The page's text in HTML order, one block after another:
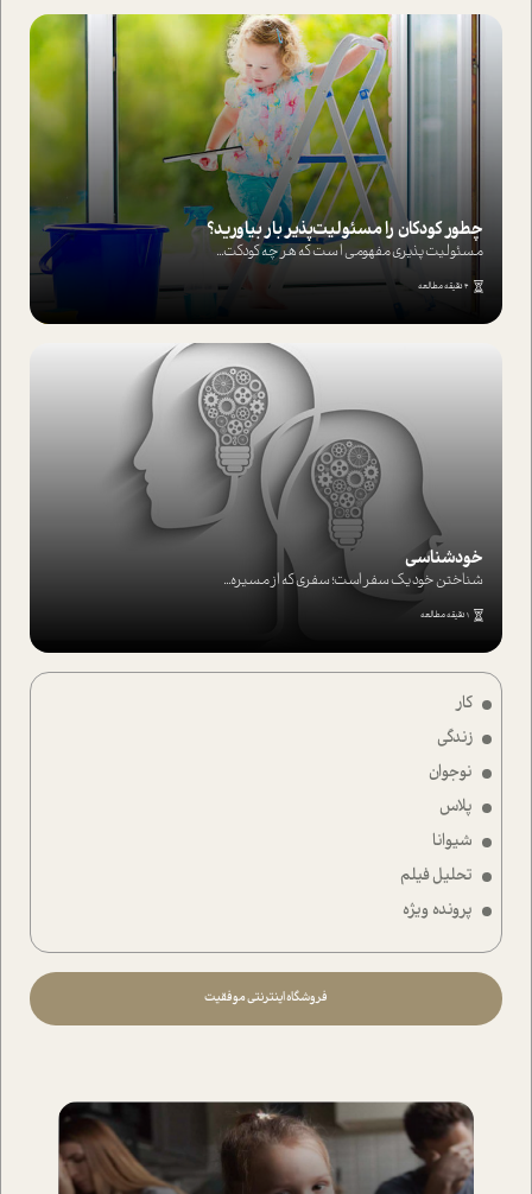
کار
زندگی
نوجوان
پلاس
شیوانا
تحلیل فیلم
پرونده ویژه
فروشگاه اینترنتی موفقیت
چطور کودکان را مسئولیت‌پذیر بار بیاورید؟
مسئولیت پذیری مفهومی ا ست که هر چه کودکت...
4 دقیقه مطالعه
خودشناسی
شناختن خود یک سفر است؛ سفری که از مسیره...
1 دقیقه مطالعه